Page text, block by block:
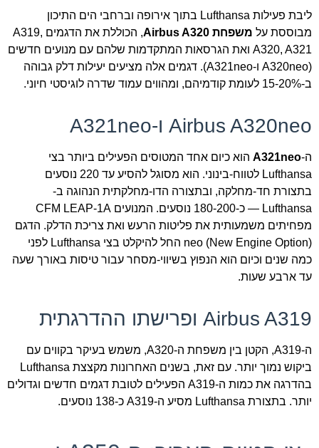
ליבת פעילות Lufthansa בתוך אירופה וברחבי הים התיכון
מבוססת על משפחת Airbus A320
, הכוללת את הדגמים A319,
A320, A321 ואת הגרסאות המתקדמות שלהם עם מנועים חדשים
(A320neo ו-A321neo). דגמים אלה מציעים יעילות דלק גבוהה
ב-15-20% לעומת קודמיהם, ומהווים עמוד שדרה לוגיסטי חיוני.
Airbus A320neo ו-A321neo
ה-A321neo הוא כיום אחד המטוסים הפעילים ביותר בצי
Lufthansa לטווח-בינוני. הוא מסוגל להסיע עד 220 נוסעים
בתצורת חד-מחלקה, ובתצורה הדו-מחלקתית הנהוגה ב-
Lufthansa — כ-180-200 נוסעים. המנועים CFM LEAP-1A
מפחיתים משמעותית את פליטות הרעש ואת צריכת הדלק. הדגם
neo (New Engine Option) החל להיקלט בצי Lufthansa לפני
כמה שנים וכיום הוא הנפוץ בשיווי-מסחר עבור טיסות באורך שעה
עד ארבע שעות.
Airbus A319 ופרישתו ההדרגתית
ה-A319, הקטן בין משפחת ה-A320, משמש בעיקר בקווים עם
ביקוש נמוך יותר. עם זאת, בשנים האחרונות מקצצת Lufthansa
בהדרגה את כמות ה-A319 הפעילים לטובת דגמים חדשים וגדולים
יותר. בתצורת Lufthansa מסיע ה-A319 כ-138 נוסעים.